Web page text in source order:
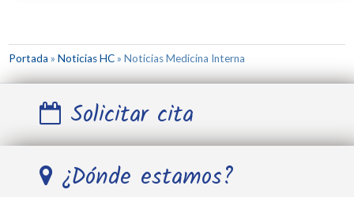
Portada »Noticias HC»Noticias Medicina Interna
Solicitar cita
¿Dónde estamos?